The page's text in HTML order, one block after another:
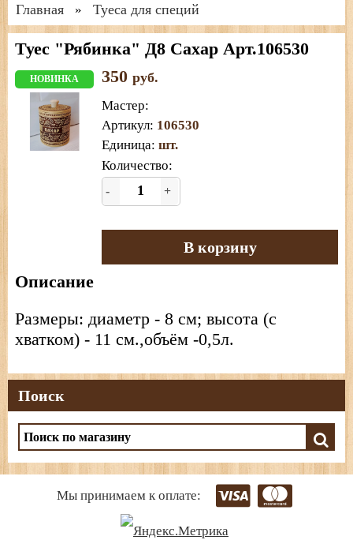
Главная » Туеса для специй
Туес "Рябинка" Д8 Сахар Арт.106530
НОВИНКА 350 руб.
Мастер:
Артикул: 106530
Единица: шт.
Количество:
- +
В корзину
Описание
Размеры: диаметр - 8 см; высота (с
хватком) - 11 см.,объём -0,5л.
Поиск
Мы принимаем к оплате: